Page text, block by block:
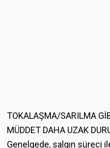
TOKALAŞMA/SARILMA
MÜDDET DAHA UZAK
Genelgede, salgın süreci